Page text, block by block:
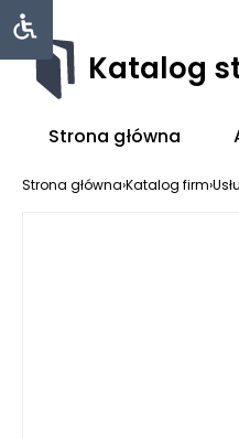
Katalog
Strona główna
Strona główna›Katalog firm›